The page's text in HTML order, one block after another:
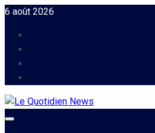
Skip
content
6 août 2026
Primary